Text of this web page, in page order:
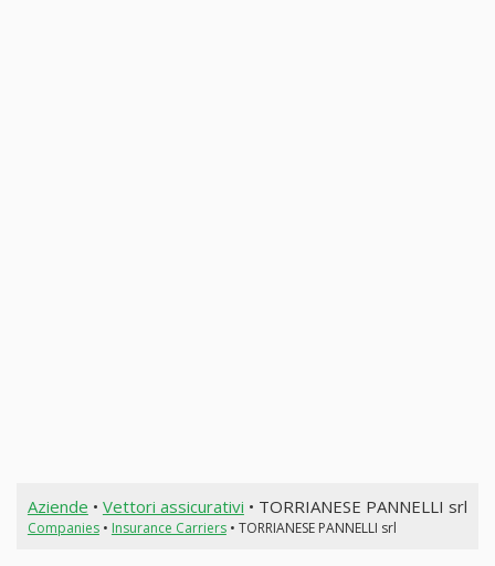
Aziende • Vettori assicurativi • TORRIANESE PANNELLI srl
Companies• Insurance Carriers• TORRIANESE PANNELLI srl